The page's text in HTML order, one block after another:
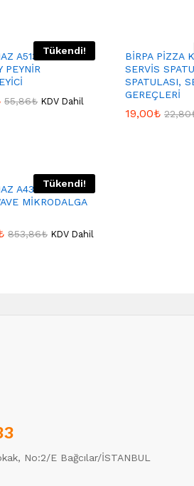
Tükendi!
A513 KORKMAZ
PEYNİR
55,86₺ KDV Dahil
BİRPA PİZZA
SERVİS
SPATULASI,
GEREÇLERİ
19,00₺ 22,80
Tükendi!
A439
MİKRODALGA
853,86₺ KDV Dahil
No:2/E Bağcılar/İSTANBUL